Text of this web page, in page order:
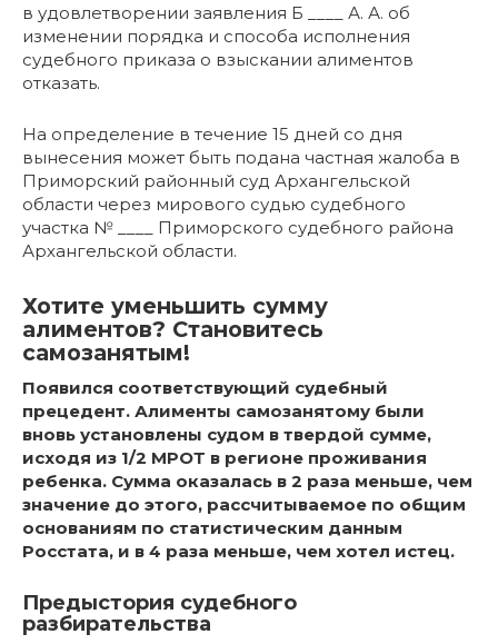
в удовлетворении заявления Б ____ А. А. об
изменении порядка и способа исполнения
судебного приказа о взыскании алиментов
отказать.
На определение в течение 15 дней со дня
вынесения может быть подана частная жалоба в
Приморский районный суд Архангельской
области через мирового судью судебного
участка № ____ Приморского судебного района
Архангельской области.
Хотите уменьшить сумму
алиментов? Становитесь
самозанятым!
Появился соответствующий судебный
прецедент. Алименты самозанятому были
вновь установлены судом в твердой сумме,
исходя из 1/2 МРОТ в регионе проживания
ребенка. Сумма оказалась в 2 раза меньше, чем
значение до этого, рассчитываемое по общим
основаниям по статистическим данным
Росстата, и в 4 раза меньше, чем хотел истец.
Предыстория судебного
разбирательства